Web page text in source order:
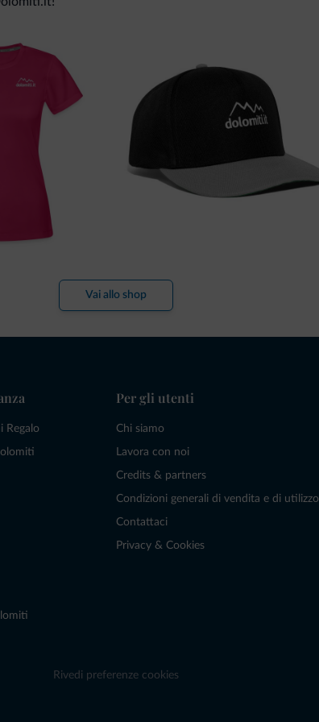
Vai allo shop
Regalo
Per gli utenti
Chi siamo
Lavora con noi
Credits & partners
Condizioni generali di vendita e di utilizzo
Contattaci
Privacy & Cookies
Rivedi preferenze cookies